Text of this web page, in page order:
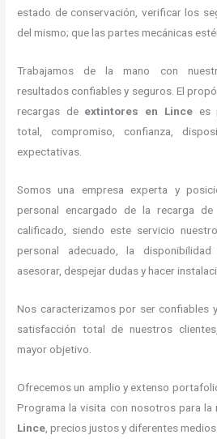
estado de conservación, verificar los
del mismo; que las partes mecánicas
Trabajamos de la mano con
resultados confiables y seguros. El
recargas de extintores en Lincees
total, compromiso, confianza,
expectativas.
Somos una empresa experta y
personal encargado de la recarga de
calificado, siendo este servicio
personal adecuado, la
asesorar, despejar dudas y hacer
Nos caracterizamos por ser confiables
satisfacción total de nuestros
mayor objetivo.
Ofrecemos un amplio y extenso
Programa la visita con nosotros para la
Lince , precios justos y diferentes medios